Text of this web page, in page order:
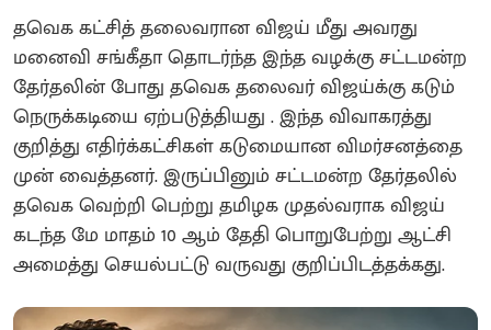
தவெக கட்சித் தலைவரான விஜய் மீது அவரது
மனைவி சங்கீதா தொடர்ந்த இந்த வழக்கு சட்டமன்ற
தேர்தலின் போது தவெக தலைவர் விஜய்க்கு கடும்
நெருக்கடியை ஏற்படுத்தியது . இந்த விவாகரத்து
குறித்து எதிர்க்கட்சிகள் கடுமையான விமர்சனத்தை
முன் வைத்தனர். இருப்பினும் சட்டமன்ற தேர்தலில்
தவெக வெற்றி பெற்று தமிழக முதல்வராக விஜய்
கடந்த மே மாதம் 10 ஆம் தேதி பொறுபேற்று ஆட்சி
அமைத்து செயல்பட்டு வருவது குறிப்பிடத்தக்கது.